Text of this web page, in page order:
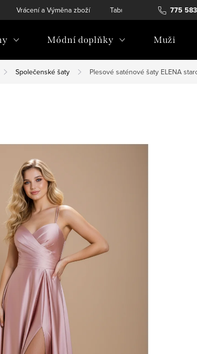
775
Vrácení a Výměna zboží Tabulky velikostí
Módní doplňky Muži
Společenské šaty Plesové saténové šaty ELENA